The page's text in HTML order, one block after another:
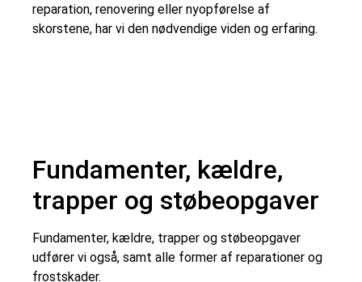
reparation, renovering eller nyopførelse af
skorstene, har vi den nødvendige viden og erfaring.
Fundamenter, kældre,
trapper og støbeopgaver
Fundamenter, kældre, trapper og støbeopgaver
udfører vi også, samt alle former af reparationer og
frostskader.